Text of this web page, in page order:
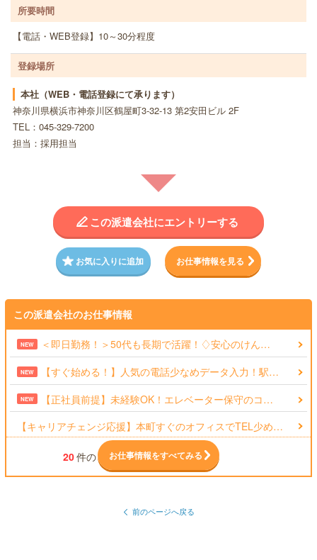
所要時間
【電話・WEB登録】10～30分程度
登録場所
本社（WEB・電話登録にて承ります）
神奈川県横浜市神奈川区鶴屋町3-32-13 第2安田ビル 2F
TEL：045-329-7200
担当：採用担当
この派遣会社にエントリーする
お気に入りに追加 お仕事情報を見る
この派遣会社のお仕事情報
NEW ＜即日勤務！＞50代も長期で活躍！♢安心のけん…
NEW 【すぐ始める！】人気の電話少なめデータ入力！駅…
NEW
【正社員前提】未経験OK！エレベーター保守のコ…
【キャリアチェンジ応援】本町すぐのオフィスでTEL少め…
20件の お仕事情報をすべてみる
前のページへ戻る